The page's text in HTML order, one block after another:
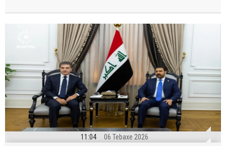
11:04 06 Tebaxe 2026